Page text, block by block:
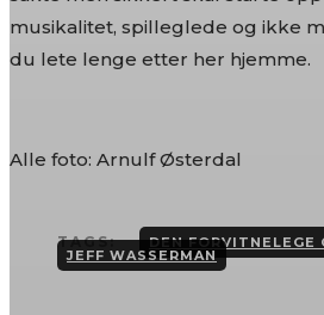
musikalitet, spilleglede og ikke
du lete lenge etter her hjemme.
Alle foto: Arnulf Østerdal
TAGS: DEN FORVITNELEGE
JEFF WASSERMAN